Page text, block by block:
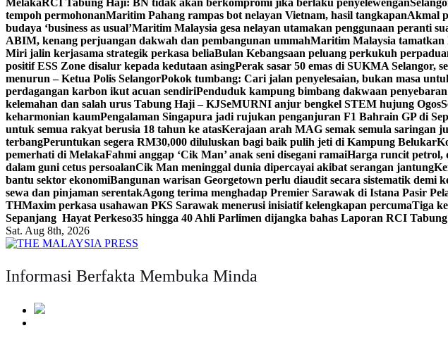
MelakaRCI Tabung Haji: BN tidak akan berkompromi jika berlaku penyelewengan
tempoh permohonanMaritim Pahang rampas bot nelayan Vietnam, hasil tangkapanAkmal
budaya ‘business as usual’Maritim Malaysia gesa nelayan utamakan penggunaan peranti
ABIM, kenang perjuangan dakwah dan pembangunan ummahMaritim Malaysia tamatkan
Miri jalin kerjasama strategik perkasa beliaBulan Kebangsaan peluang perkukuh
positif ESS Zone disalur kepada kedutaan asingPerak sasar 50 emas di SUKMA Selangor,
menurun – Ketua Polis SelangorPokok tumbang: Cari jalan penyelesaian, bukan masa
perdagangan karbon ikut acuan sendiriPenduduk kampung bimbang dakwaan
kelemahan dan salah urus Tabung Haji – KJSeMURNI anjur bengkel STEM hujung Ogos
keharmonian kaumPengalaman Singapura jadi rujukan penganjuran F1 Bahrain GP di
untuk semua rakyat berusia 18 tahun ke atasKerajaan arah MAG semak semula saringan
terbangPeruntukan segera RM30,000 diluluskan bagi baik pulih jeti di Kampung Belukar
pemerhati di MelakaFahmi anggap ‘Cik Man’ anak seni disegani ramaiHarga runcit petrol,
dalam guni cetus persoalanCik Man meninggal dunia dipercayai akibat serangan jantung
bantu sektor ekonomiBangunan warisan Georgetown perlu diaudit secara sistematik demi
sewa dan pinjaman serentakAgong terima menghadap Premier Sarawak di Istana Pasir
THMaxim perkasa usahawan PKS Sarawak menerusi inisiatif kelengkapan percumaTiga
Sepanjang Hayat Perkeso35 hingga 40 Ahli Parlimen dijangka bahas Laporan RCI
Sat. Aug 8th, 2026
Informasi Berfakta Membuka Minda